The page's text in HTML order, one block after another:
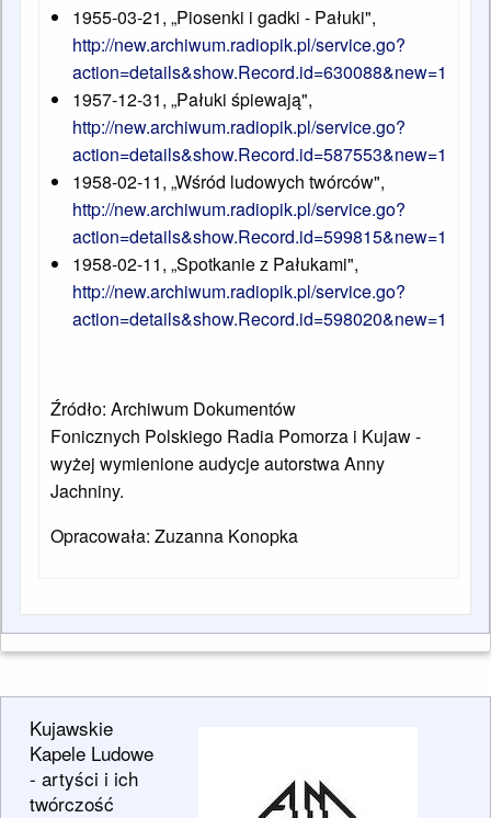
1955-03-21, „Piosenki i gadki - Pałuki",
http://new.archiwum.radiopik.pl/service.go?
action=details&show.Record.id=630088&new=1
1957-12-31, „Pałuki śpiewają",
http://new.archiwum.radiopik.pl/service.go?
action=details&show.Record.id=587553&new=1
1958-02-11, „Wśród ludowych twórców",
http://new.archiwum.radiopik.pl/service.go?
action=details&show.Record.id=599815&new=1
1958-02-11, „Spotkanie z Pałukami",
http://new.archiwum.radiopik.pl/service.go?
action=details&show.Record.id=598020&new=1
Źródło: Archiwum Dokumentów
Fonicznych Polskiego Radia Pomorza i Kujaw -
wyżej wymienione audycje autorstwa Anny
Jachniny.
Opracowała: Zuzanna Konopka
Kujawskie
Kapele Ludowe
- artyści i ich
twórczość